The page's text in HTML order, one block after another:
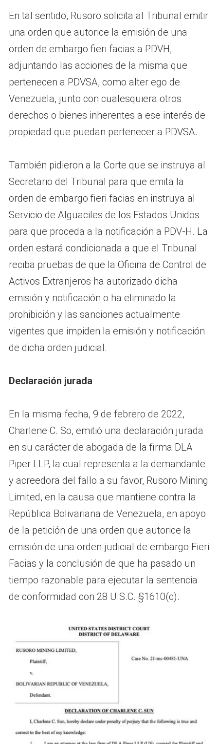
En tal sentido, Rusoro solicita al Tribunal emitir
una orden que autorice la emisión de una
orden de embargo fieri facias a PDVH,
adjuntando las acciones de la misma que
pertenecen a PDVSA, como alter ego de
Venezuela, junto con cualesquiera otros
derechos o bienes inherentes a ese interés de
propiedad que puedan pertenecer a PDVSA.
También pidieron a la Corte que se instruya al
Secretario del Tribunal para que emita la
orden de embargo fieri facias en instruya al
Servicio de Alguaciles de los Estados Unidos
para que proceda a la notificación a PDV-H. La
orden estará condicionada a que el Tribunal
reciba pruebas de que la Oficina de Control de
Activos Extranjeros ha autorizado dicha
emisión y notificación o ha eliminado la
prohibición y las sanciones actualmente
vigentes que impiden la emisión y notificación
de dicha orden judicial.
Declaración jurada
En la misma fecha, 9 de febrero de 2022,
Charlene C. So, emitió una declaración jurada
en su carácter de abogada de la firma DLA
Piper LLP, la cual representa a la demandante
y acreedora del fallo a su favor, Rusoro Mining
Limited, en la causa que mantiene contra la
República Bolivariana de Venezuela, en apoyo
de la petición de una orden que autorice la
emisión de una orden judicial de embargo Fieri
Facias y la conclusión de que ha pasado un
tiempo razonable para ejecutar la sentencia
de conformidad con 28 U.S.C. §1610(c).